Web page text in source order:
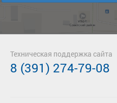
Техническая поддержка сайта
8 (391) 274-79-08